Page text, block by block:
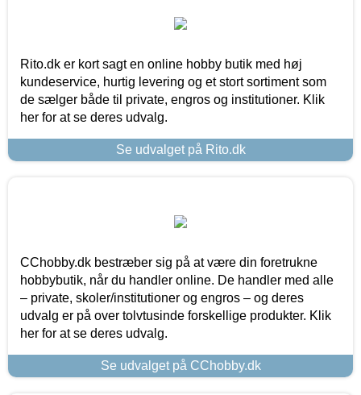
Rito.dk er kort sagt en online hobby butik med høj
kundeservice, hurtig levering og et stort sortiment som
de sælger både til private, engros og institutioner. Klik
her for at se deres udvalg.
Se udvalget på Rito.dk
CChobby.dk bestræber sig på at være din foretrukne
hobbybutik, når du handler online. De handler med alle
– private, skoler/institutioner og engros – og deres
udvalg er på over tolvtusinde forskellige produkter. Klik
her for at se deres udvalg.
Se udvalget på CChobby.dk